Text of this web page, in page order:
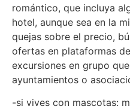
romántico, que incluya
hotel, aunque sea en la
quejas sobre el precio,
ofertas en plataformas
excursiones en grupo
ayuntamientos o
-si vives con mascotas: